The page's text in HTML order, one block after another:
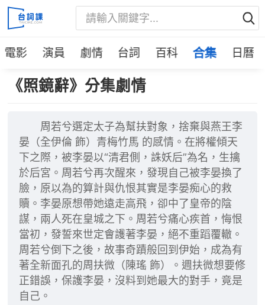
電影 演員 劇情 台詞 百科 合集 日曆
《照鏡辭》分集劇情
周若兮選定太子為幫扶對象，捨棄與燕王李
晏（全伊倫 飾）青梅竹馬 的感情。在將權傾天
下之際，被李晏以“清君側，誅妖后”為名，生擒
於后宮。周若兮再次醒來，發現自己被李晏換了
臉，原以為的算計與仇恨其實是李晏痴心的救
贖。李晏原想帶她遠走高飛，卻中了皇帝的陰
謀，兩人死在皇城之下。周若兮痛心疾首，悔恨
當初，發誓來世定會護著李晏，絕不重蹈覆轍。
周若兮倒下之後，故事奇蹟般回到伊始，成為有
著全新面孔的周扶微（陳瑤 飾）。週扶微想要修
正錯誤，保護李晏，沒料到她最大的對手，竟是
自己。